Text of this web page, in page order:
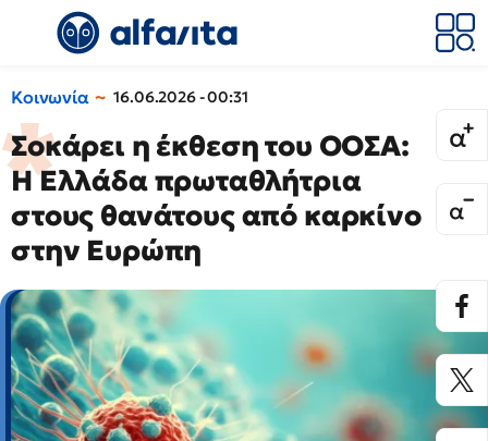
Κοινωνία 16.06.2026 - 00:31
Σοκάρει η έκθεση του ΟΟΣΑ:
Η Ελλάδα πρωταθλήτρια
στους θανάτους από καρκίνο
στην Ευρώπη